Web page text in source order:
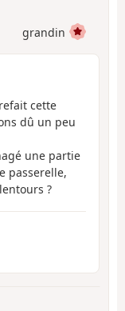
grandin
cette
dû un peu
une partie
passerelle,
?